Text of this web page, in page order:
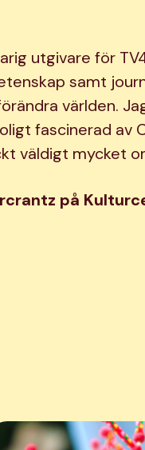
utgivare för
samt
världen.
fascinerad av
väldigt mycket
på